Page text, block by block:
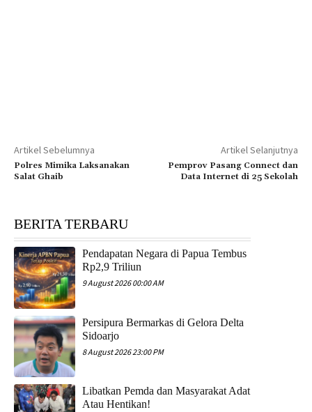
Artikel Sebelumnya
Polres Mimika Laksanakan
Salat Ghaib
Artikel Selanjutnya
Pemprov Pasang Connect dan
Data Internet di 25 Sekolah
BERITA TERBARU
Pendapatan Negara di Papua Tembus
Rp2,9 Triliun
9 August 2026 00:00 AM
Persipura Bermarkas di Gelora Delta
Sidoarjo
8 August 2026 23:00 PM
Libatkan Pemda dan Masyarakat Adat
Atau Hentikan!